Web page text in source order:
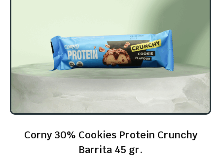
Corny 30% Cookies Protein Crunchy
Barrita 45 gr.